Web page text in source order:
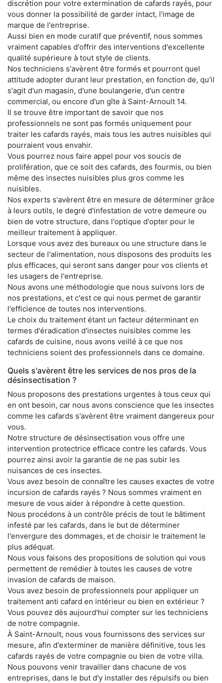
discrétion pour votre extermination de cafards rayés, pour
vous donner la possibilité de garder intact, l'image de
marque de l'entreprise.
Aussi bien en mode curatif que préventif, nous sommes
vraiment capables d'offrir des interventions d'excellente
qualité supérieure à tout style de clients.
Nos techniciens s'avèrent être formés et pourront quel
attitude adopter durant leur prestation, en fonction de, qu'il
s'agit d'un magasin, d'une boulangerie, d'un centre
commercial, ou encore d'un gîte à Saint-Arnoult 14.
Il se trouve être important de savoir que nos
professionnels ne sont pas formés uniquement pour
traiter les cafards rayés, mais tous les autres nuisibles qui
pourraient vous envahir.
Vous pourrez nous faire appel pour vos soucis de
prolifération, que ce soit des cafards, des fourmis, ou bien
même des insectes nuisibles plus gros comme les
nuisibles.
Nos experts s'avèrent être en mesure de déterminer grâce
à leurs outils, le degré d'infestation de votre demeure ou
bien de votre structure, dans l'optique d'opter pour le
meilleur traitement à appliquer.
Lorsque vous avez des bureaux ou une structure dans le
secteur de l'alimentation, nous disposons des produits les
plus efficaces, qui seront sans danger pour vos clients et
les usagers de l'entreprise.
Nous avons une méthodologie que nous suivons lors de
nos prestations, et c'est ce qui nous permet de garantir
l'efficience de toutes nos interventions.
Le choix du traitement étant un facteur déterminant en
termes d'éradication d'insectes nuisibles comme les
cafards de cuisine, nous avons veillé à ce que nos
techniciens soient des professionnels dans ce domaine.
Quels s'avèrent être les services de nos pros de la
désinsectisation ?
Nous proposons des prestations urgentes à tous ceux qui
en ont besoin, car nous avons conscience que les insectes
comme les cafards s'avèrent être vraiment dangereux pour
vous.
Notre structure de désinsectisation vous offre une
intervention protectrice efficace contre les cafards. Vous
pourrez ainsi avoir la garantie de ne pas subir les
nuisances de ces insectes.
Vous avez besoin de connaître les causes exactes de votre
incursion de cafards rayés ? Nous sommes vraiment en
mesure de vous aider à répondre à cette question.
Nous procédons à un contrôle précis de tout le bâtiment
infesté par les cafards, dans le but de déterminer
l'envergure des dommages, et de choisir le traitement le
plus adéquat.
Nous vous faisons des propositions de solution qui vous
permettent de remédier à toutes les causes de votre
invasion de cafards de maison.
Vous avez besoin de professionnels pour appliquer un
traitement anti cafard en intérieur ou bien en extérieur ?
Vous pouvez dès aujourd'hui compter sur les techniciens
de notre compagnie.
À Saint-Arnoult, nous vous fournissons des services sur
mesure, afin d'exterminer de manière définitive, tous les
cafards rayés de votre compagnie ou bien de votre villa.
Nous pouvons venir travailler dans chacune de vos
entreprises, dans le but d'y installer des répulsifs ou bien